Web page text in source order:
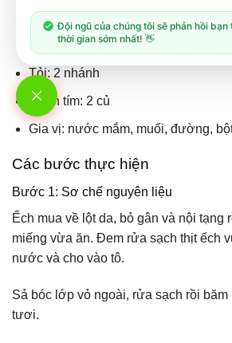
Sả: 3 cây
Ớt tươi: 2 – 3 trái (tùy muốn ăn cay
Tỏi: 2 nhánh
Hành tím: 2 củ
Gia vị: nước mắm, muối, đường,
Các bước thực hiện
Bước 1: Sơ chế nguyên liệu
Ếch mua về lột da, bỏ gân và nội tạng
miếng vừa ăn. Đem rửa sạch thịt ếch
nước và cho vào tô.
Sả bóc lớp vỏ ngoài, rửa sạch rồi
tươi.
Đội ngũ của chúng tôi sẽ phản hồi bạn
thời gian sớm nhất! 👋